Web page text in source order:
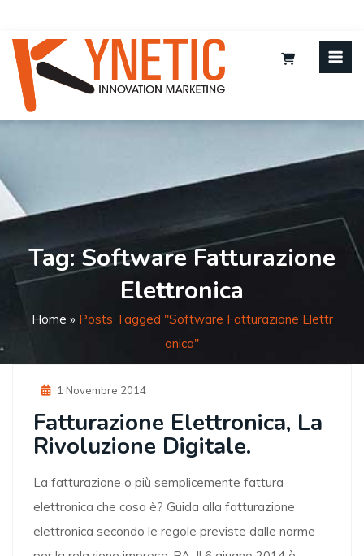
Tag: Software Fatturazione
Elettronica
Home » Posts Tagged "software Fatturazione Elettr
Onica"
Posted
1 Novembre 2014
Fatturazione Elettronica, La
Rivoluzione Digitale.
La fatturazione o più semplicemente fattura
elettronica che cosa è? Guida alla fatturazione
elettronica secondo le regole previste dalle norme